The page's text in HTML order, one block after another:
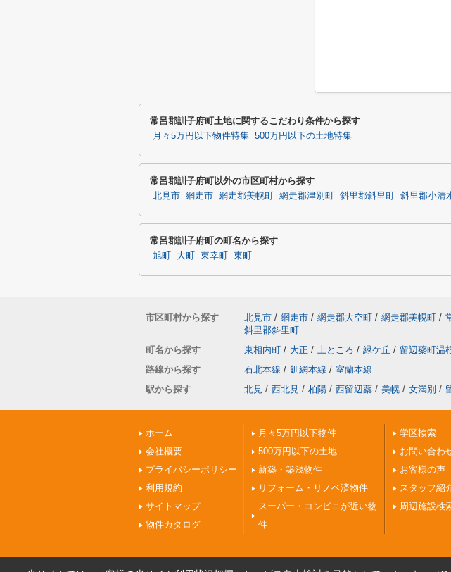
常呂郡訓子府町土地に関するこだわり条件から探す
月々5万円以下物件特集 500万円以下の土地特集
常呂郡訓子府町以外の市区町村から探す
北見市 網走市 網走郡美幌町 網走郡津別町 斜里郡斜里町 斜里郡小清
常呂郡訓子府町の町名から探す
旭町 大町 東幸町 東町
市区町村から探す 北見市 / 網走市 / 網走郡大空町 / 網走郡美幌町 /
斜里郡斜里町
町名から探す
東相内町 / 大正 / 上ところ / 緑ケ丘 / 留辺蘂町温
路線から探す
石北本線 / 釧網本線 / 室蘭本線
駅から探す
北見 / 西北見 / 柏陽 / 西留辺蘂 / 美幌 / 女満別 /
ホーム
会社概要
プライバシーポリシー
利用規約
サイトマップ
物件カタログ
月々5万円以下物件
500万円以下の土地
新築・築浅物件
リフォーム・リノベ済物件
スーパー・コンビニが近い物
件
学区検索
お問い合わ
お客様の声
スタッフ紹
周辺施設検